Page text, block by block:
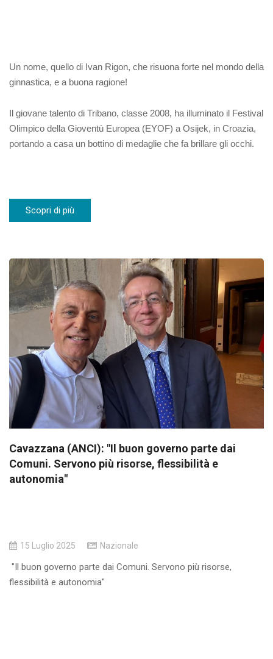
Un nome, quello di Ivan Rigon, che risuona forte nel mondo della
ginnastica, e a buona ragione!
Il giovane talento di Tribano, classe 2008, ha illuminato il Festival
Olimpico della Gioventù Europea (EYOF) a Osijek, in Croazia,
portando a casa un bottino di medaglie che fa brillare gli occhi.
Scopri di più
Cavazzana (ANCI): "Il buon governo parte dai
Comuni. Servono più risorse, flessibilità e
autonomia"
15 Luglio 2025 Nazionale
"Il buon governo parte dai Comuni. Servono più risorse,
flessibilità e autonomia"